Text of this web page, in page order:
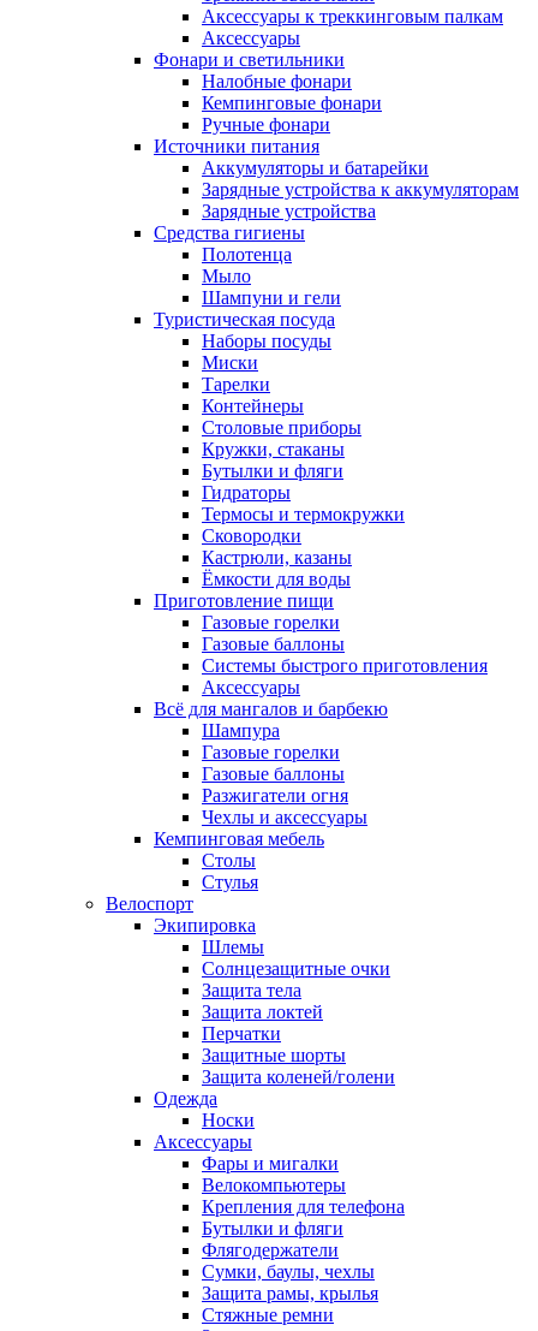
Аксессуары к треккинговым палкам
Аксессуары
Фонари и светильники
Налобные фонари
Кемпинговые фонари
Ручные фонари
Источники питания
Аккумуляторы и батарейки
Зарядные устройства к аккумуляторам
Зарядные устройства
Средства гигиены
Полотенца
Мыло
Шампуни и гели
Туристическая посуда
Наборы посуды
Миски
Тарелки
Контейнеры
Столовые приборы
Кружки, стаканы
Бутылки и фляги
Гидраторы
Термосы и термокружки
Сковородки
Кастрюли, казаны
Ёмкости для воды
Приготовление пищи
Газовые горелки
Газовые баллоны
Системы быстрого приготовления
Аксессуары
Всё для мангалов и барбекю
Шампура
Газовые горелки
Газовые баллоны
Разжигатели огня
Чехлы и аксессуары
Кемпинговая мебель
Столы
Стулья
Велоспорт
Экипировка
Шлемы
Солнцезащитные очки
Защита тела
Защита локтей
Перчатки
Защитные шорты
Защита коленей/голени
Одежда
Носки
Аксессуары
Фары и мигалки
Велокомпьютеры
Крепления для телефона
Бутылки и фляги
Флягодержатели
Сумки, баулы, чехлы
Защита рамы, крылья
Стяжные ремни